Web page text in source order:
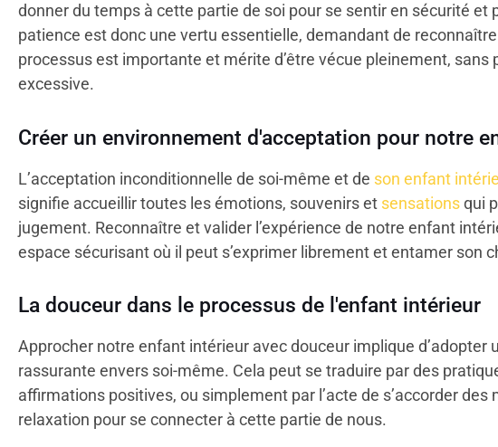
donner du temps à cette partie de soi pour se sentir en sécurité et
patience est donc une vertu essentielle, demandant de
processus est importante et mérite d’être vécue pleinement, sans
excessive.
Créer un environnement d'acceptation pour notre
L’acceptation inconditionnelle de soi-même et de son enfant
signifie accueillir toutes les émotions, souvenirs et sensationsqui
jugement. Reconnaître et valider l’expérience de notre enfant
espace sécurisant où il peut s’exprimer librement et entamer son
La douceur dans le processus de l'enfant intérieur
Approcher notre enfant intérieur avec douceur implique d’adopter
rassurante envers soi-même. Cela peut se traduire par des
affirmations positives, ou simplement par l’acte de s’accorder
relaxation pour se connecter à cette partie de nous.